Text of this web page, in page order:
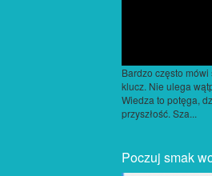
Bardzo często
klucz. Nie ulega
Wiedza to potęga,
przyszłość. Sza...
Poczuj smak